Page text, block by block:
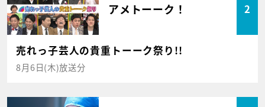
アメトーーク！ 2
売れっ子芸人の貴重トーーク祭り!!
8月6日(木)放送分